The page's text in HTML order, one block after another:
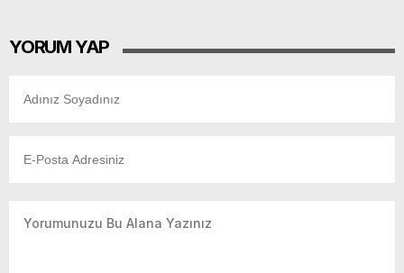
YORUM YAP